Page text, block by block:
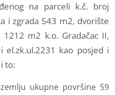
na parceli k.č. broj
i zgrada 543 m2, dvorište
m2 k.o. Gradačac II,
kao posjed i
to:
ukupne površine 59